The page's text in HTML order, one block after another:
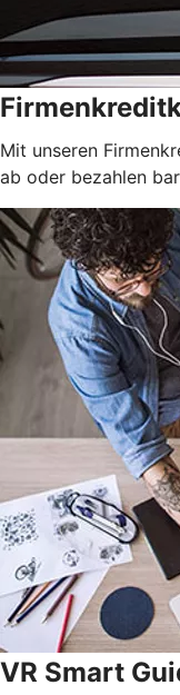
Mit unseren
ab oder bezahlen
VR Smart